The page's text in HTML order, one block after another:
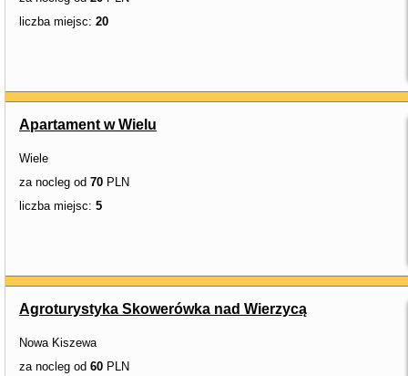
liczba miejsc: 20
Apartament w Wielu
Wiele
za nocleg od 70 PLN
liczba miejsc: 5
Agroturystyka Skowerówka nad Wierzycą
Nowa Kiszewa
za nocleg od 60 PLN